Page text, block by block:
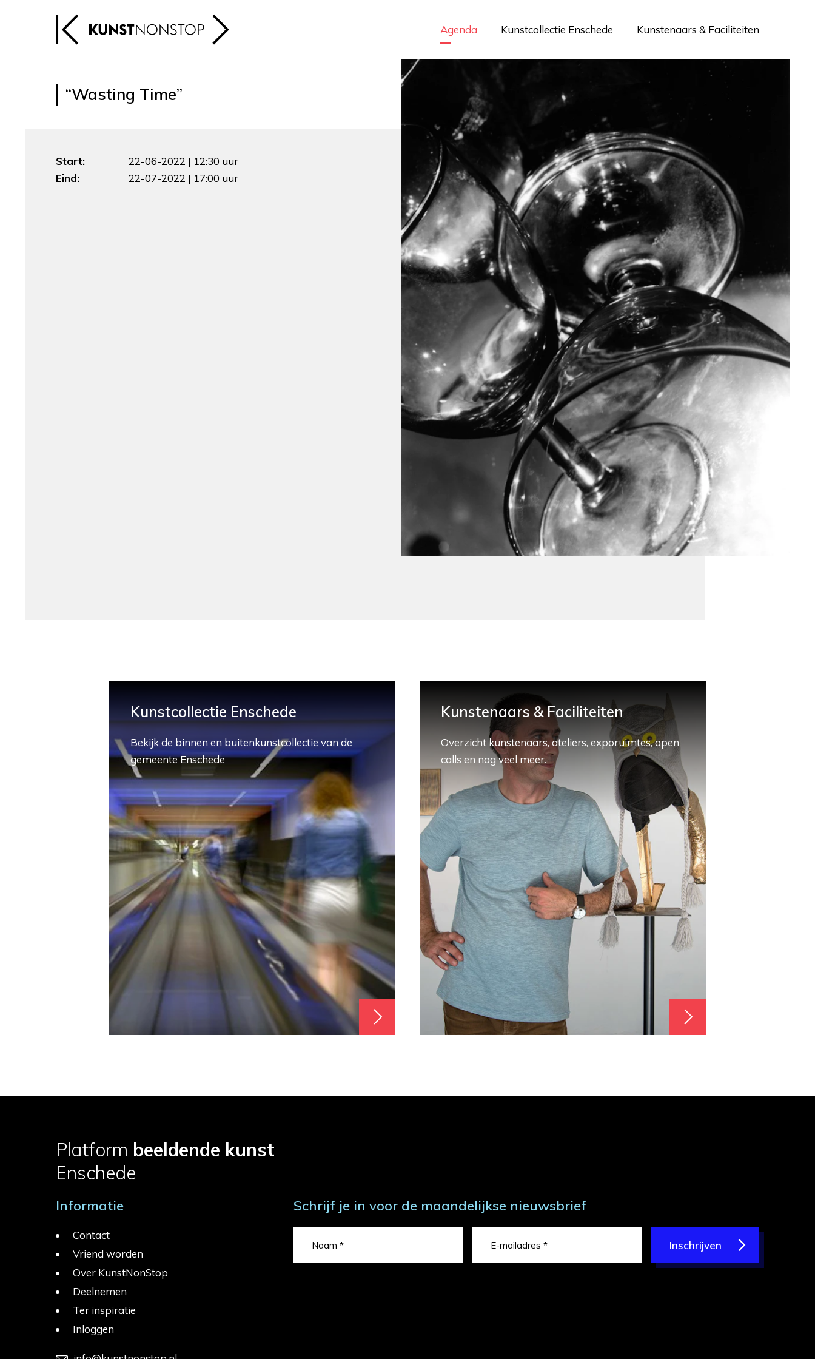
Agenda Kunstcollectie Enschede Kunstenaars & Faciliteiten
“Wasting Time”
Start:
22-06-2022 | 12:30 uur
Eind:
22-07-2022 | 17:00 uur
Kunstcollectie Enschede
Bekijk de binnen en buitenkunstcollectie van de
gemeente Enschede
Kunstenaars & Faciliteiten
Overzicht kunstenaars, ateliers, exporuimtes, open
calls en nog veel meer.
Platform beeldende kunst
Enschede
Informatie
Contact
Vriend worden
Over KunstNonStop
Deelnemen
Ter inspiratie
Inloggen
Schrijf je in voor de maandelijkse nieuwsbrief
Inschrijven